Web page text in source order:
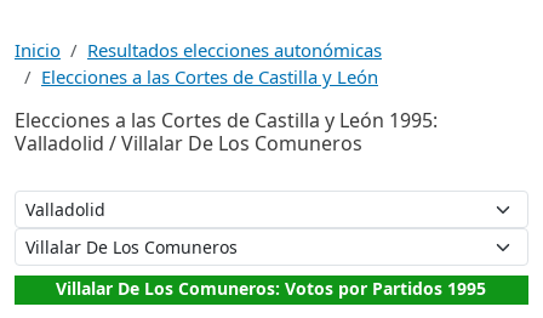
Inicio
Resultados elecciones autonómicas
Elecciones a las Cortes de Castilla y León
Elecciones a las Cortes de Castilla y León 1995:
Valladolid / Villalar De Los Comuneros
Villalar De Los Comuneros: Votos por Partidos 1995